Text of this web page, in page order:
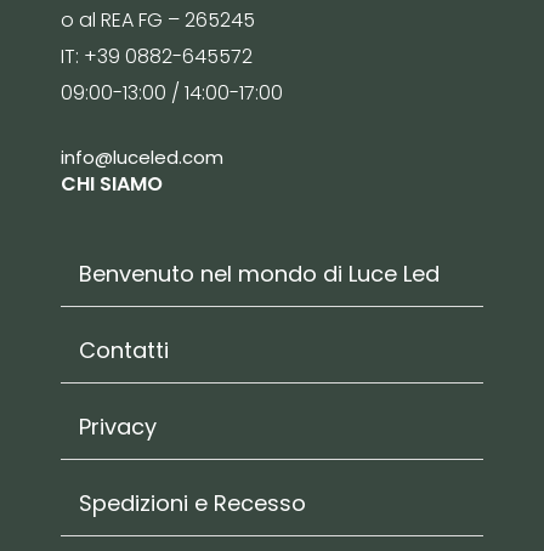
o al REA FG – 265245
IT: +39 0882-645572
09:00-13:00 / 14:00-17:00
info@luceled.com
CHI SIAMO
Benvenuto nel mondo di Luce Led
Contatti
Privacy
Spedizioni e Recesso